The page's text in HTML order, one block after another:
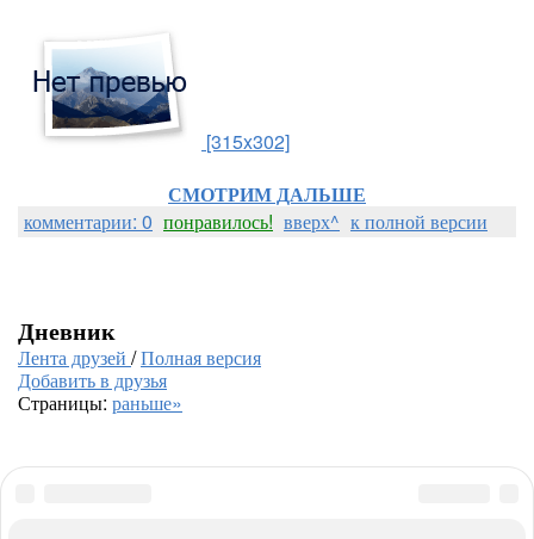
[315x302]
СМОТРИМ ДАЛЬШЕ
комментарии: 0 понравилось! вверх^ к полной версии
Дневник
Лента друзей /Полная версия
Добавить в друзья
Страницы: раньше»